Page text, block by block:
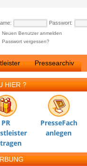
Passwort:
Neuen Benutzer anmelden
Passwort vergessen?
Pressearchiv
HIER ?
PR
PresseFach
anlegen